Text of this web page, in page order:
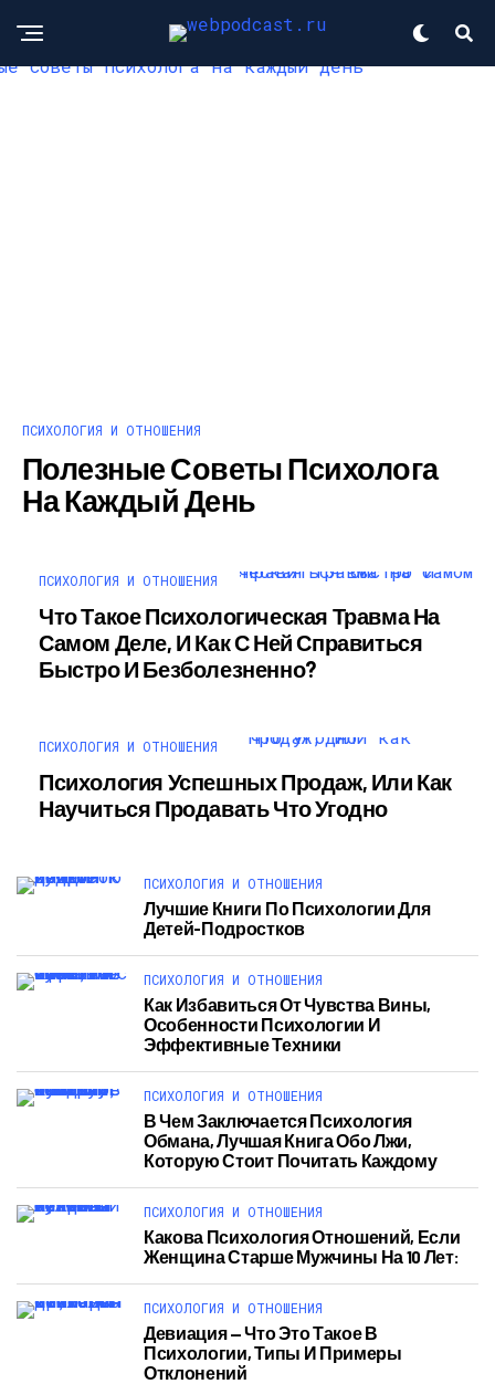
ПСИХОЛОГИЯ И ОТНОШЕНИЯ
Полезные Советы Психолога
На Каждый День
ПСИХОЛОГИЯ И ОТНОШЕНИЯ
Что Такое Психологическая Травма На
Самом Деле, И Как С Ней Справиться
Быстро И Безболезненно?
ПСИХОЛОГИЯ И ОТНОШЕНИЯ
Психология Успешных Продаж, Или Как
Научиться Продавать Что Угодно
ПСИХОЛОГИЯ И ОТНОШЕНИЯ
Лучшие Книги По Психологии Для
Детей-Подростков
ПСИХОЛОГИЯ И ОТНОШЕНИЯ
Как Избавиться От Чувства Вины,
Особенности Психологии И
Эффективные Техники
ПСИХОЛОГИЯ И ОТНОШЕНИЯ
В Чем Заключается Психология
Обмана, Лучшая Книга Обо Лжи,
Которую Стоит Почитать Каждому
ПСИХОЛОГИЯ И ОТНОШЕНИЯ
Какова Психология Отношений, Если
Женщина Старше Мужчины На 10 Лет:
ПСИХОЛОГИЯ И ОТНОШЕНИЯ
Девиация — Что Это Такое В
Психологии, Типы И Примеры
Отклонений